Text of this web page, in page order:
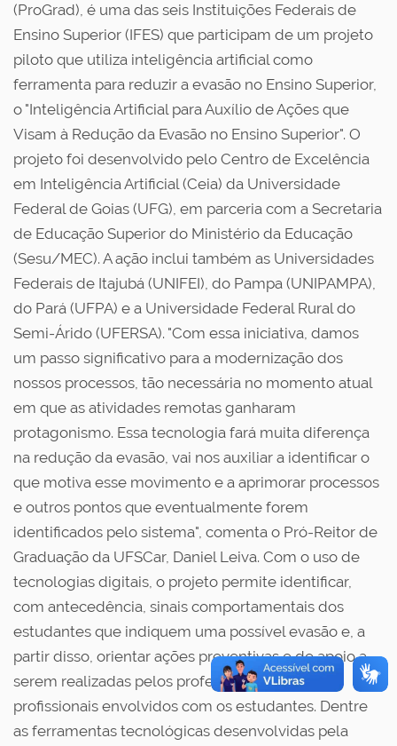
(ProGrad), é uma das seis Instituições Federais de
Ensino Superior (IFES) que participam de um projeto
piloto que utiliza inteligência artificial como
ferramenta para reduzir a evasão no Ensino Superior,
o "Inteligência Artificial para Auxílio de Ações que
Visam à Redução da Evasão no Ensino Superior". O
projeto foi desenvolvido pelo Centro de Excelência
em Inteligência Artificial (Ceia) da Universidade
Federal de Goias (UFG), em parceria com a Secretaria
de Educação Superior do Ministério da Educação
(Sesu/MEC). A ação inclui também as Universidades
Federais de Itajubá (UNIFEI), do Pampa (UNIPAMPA),
do Pará (UFPA) e a Universidade Federal Rural do
Semi-Árido (UFERSA). "Com essa iniciativa, damos
um passo significativo para a modernização dos
nossos processos, tão necessária no momento atual
em que as atividades remotas ganharam
protagonismo. Essa tecnologia fará muita diferença
na redução da evasão, vai nos auxiliar a identificar o
que motiva esse movimento e a aprimorar processos
e outros pontos que eventualmente forem
identificados pelo sistema", comenta o Pró-Reitor de
Graduação da UFSCar, Daniel Leiva. Com o uso de
tecnologias digitais, o projeto permite identificar,
com antecedência, sinais comportamentais dos
estudantes que indiquem uma possível evasão e, a
partir disso, orientar ações preventivas e de apoio a
serem realizadas pelos professores e demais
profissionais envolvidos com os estudantes. Dentre
as ferramentas tecnológicas desenvolvidas pela